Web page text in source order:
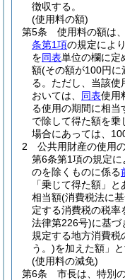
徴収する。
(使用料の額)
第5条
使用料の額は、
条第1項の規定によ
を同表単位の欄に定
額(その額が100円に
る。 ただし、当該使
おいては、 同表使用
る使用の期間に相当
で除して得た額を乗
場合にあっては、
2
公共用財産の使用
第6条第1項の規定
のを除くものに係る
「乗じて得た額」
相当額(消費税法に
定する消費税の税率
法律第226号)に基づ
規定する地方消費税
う。)を加えた額」と
(使用料の減免)
第6条
市長は、特別